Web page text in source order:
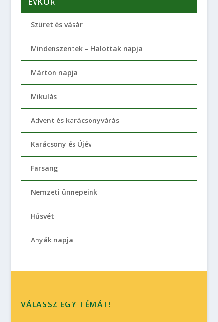
Szüret és vásár
Mindenszentek – Halottak napja
Márton napja
Mikulás
Advent és karácsonyvárás
Karácsony és Újév
Farsang
Nemzeti ünnepeink
Húsvét
Anyák napja
VÁLASSZ EGY TÉMÁT!